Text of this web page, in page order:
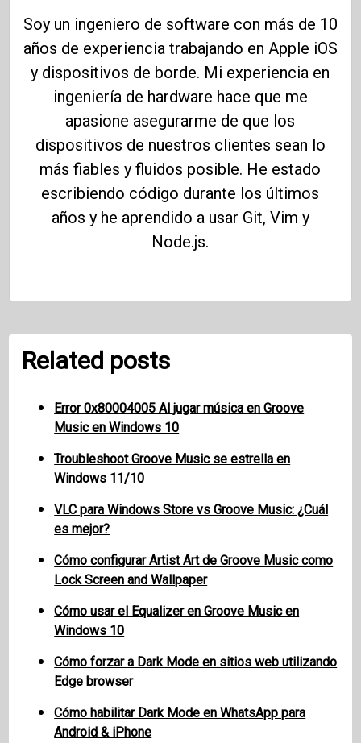
Soy un ingeniero de software con más de 10
años de experiencia trabajando en Apple iOS
y dispositivos de borde. Mi experiencia en
ingeniería de hardware hace que me
apasione asegurarme de que los
dispositivos de nuestros clientes sean lo
más fiables y fluidos posible. He estado
escribiendo código durante los últimos
años y he aprendido a usar Git, Vim y
Node.js.
Related posts
Error 0x80004005 Al jugar música en Groove
Music en Windows 10
Troubleshoot Groove Music se estrella en
Windows 11/10
VLC para Windows Store vs Groove Music: ¿Cuál
es mejor?
Cómo configurar Artist Art de Groove Music como
Lock Screen and Wallpaper
Cómo usar el Equalizer en Groove Music en
Windows 10
Cómo forzar a Dark Mode en sitios web utilizando
Edge browser
Cómo habilitar Dark Mode en WhatsApp para
Android & iPhone